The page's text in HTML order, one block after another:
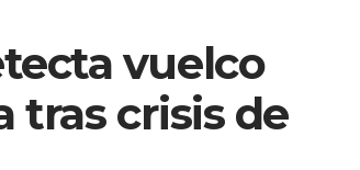
vuelco
tras crisis de